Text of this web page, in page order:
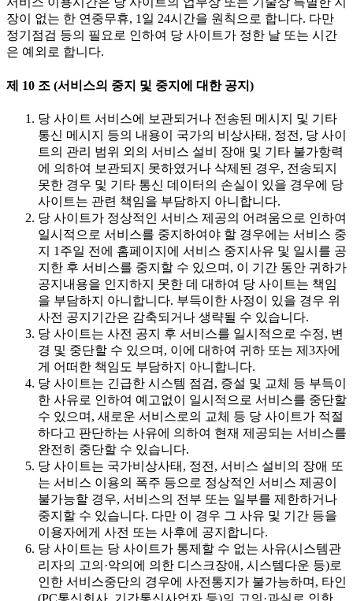
장이 없는 한 연중무휴, 1일 24시간을 원칙으로 합니다. 다만
정기점검 등의 필요로 인하여 당 사이트가 정한 날 또는 시간
은 예외로 합니다.
제 10 조 (서비스의 중지 및 중지에 대한 공지)
당 사이트 서비스에 보관되거나 전송된 메시지 및 기타
통신 메시지 등의 내용이 국가의 비상사태, 정전, 당 사이
트의 관리 범위 외의 서비스 설비 장애 및 기타 불가항력
에 의하여 보관되지 못하였거나 삭제된 경우, 전송되지
못한 경우 및 기타 통신 데이터의 손실이 있을 경우에 당
사이트는 관련 책임을 부담하지 아니합니다.
당 사이트가 정상적인 서비스 제공의 어려움으로 인하여
일시적으로 서비스를 중지하여야 할 경우에는 서비스 중
지 1주일 전에 홈페이지에 서비스 중지사유 및 일시를 공
지한 후 서비스를 중지할 수 있으며, 이 기간 동안 귀하가
공지내용을 인지하지 못한 데 대하여 당 사이트는 책임
을 부담하지 아니합니다. 부득이한 사정이 있을 경우 위
사전 공지기간은 감축되거나 생략될 수 있습니다.
당 사이트는 사전 공지 후 서비스를 일시적으로 수정, 변
경 및 중단할 수 있으며, 이에 대하여 귀하 또는 제3자에
게 어떠한 책임도 부담하지 아니합니다.
당 사이트는 긴급한 시스템 점검, 증설 및 교체 등 부득이
한 사유로 인하여 예고없이 일시적으로 서비스를 중단할
수 있으며, 새로운 서비스로의 교체 등 당 사이트가 적절
하다고 판단하는 사유에 의하여 현재 제공되는 서비스를
완전히 중단할 수 있습니다.
당 사이트는 국가비상사태, 정전, 서비스 설비의 장애 또
는 서비스 이용의 폭주 등으로 정상적인 서비스 제공이
불가능할 경우, 서비스의 전부 또는 일부를 제한하거나
중지할 수 있습니다. 다만 이 경우 그 사유 및 기간 등을
이용자에게 사전 또는 사후에 공지합니다.
당 사이트는 당 사이트가 통제할 수 없는 사유(시스템관
리자의 고의·악의에 의한 디스크장애, 시스템다운 등)로
인한 서비스중단의 경우에 사전통지가 불가능하며, 타인
(PC통신회사, 기간통신사업자 등)의 고의·과실로 인한